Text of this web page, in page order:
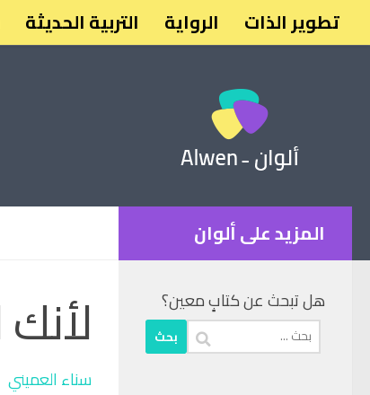
تطوير الذات الرواية التربية الحديثة
لأنك
سناء العميني
المزيد على ألوان
هل تبحث عن كتابٍ معين؟
البحث
عن: